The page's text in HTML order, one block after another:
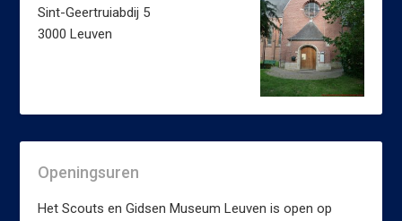
Sint-Geertruiabdij 5
3000 Leuven
Openingsuren
Het Scouts en Gidsen Museum Leuven is open op